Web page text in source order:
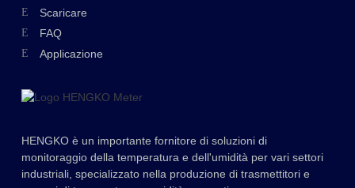
Scaricare
FAQ
Applicazione
HENGKO è un importante fornitore di soluzioni di
monitoraggio della temperatura e dell'umidità per vari settori
industriali, specializzato nella produzione di trasmettitori e